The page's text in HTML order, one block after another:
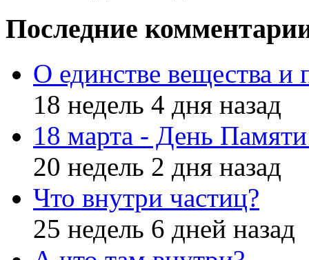
Последние
О единстве вещества и
18 недель 4 дня назад
18 марта - День
20 недель 2 дня назад
Что внутри частиц?
25 недель 6 дней назад